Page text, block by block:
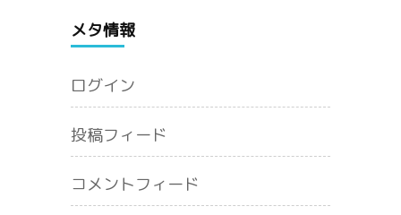
メタ情報
ログイン
投稿フィード
コメントフィード